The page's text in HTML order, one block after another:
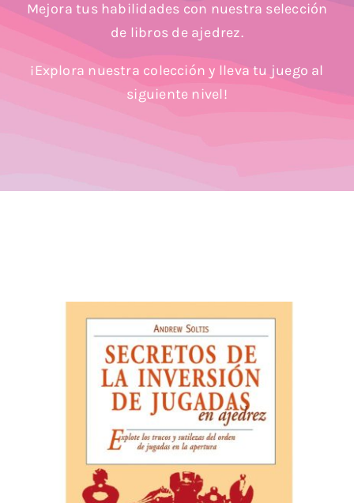
Blog
Mejora tus habilidades con nuestra selección
de libros de ajedrez.
¡Explora nuestra colección y lleva tu juego al
siguiente nivel!